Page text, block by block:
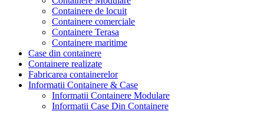
Containere de locuit
Containere comerciale
Containere Terasa
Containere maritime
Case din containere
Containere realizate
Fabricarea containerelor
Informatii Containere & Case
Informatii Containere Modulare
Informatii Case Din Containere